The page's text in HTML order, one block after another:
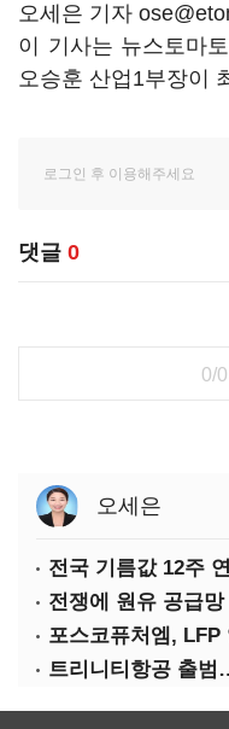
오세은 기자
이 기사는 뉴스토마
오승훈 산업1부장이
댓글 0
0/0
오세은